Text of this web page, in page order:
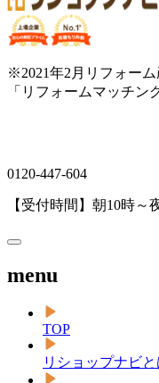
※2021年2月リフォーム
「リフォームマッチン
0120-447-604
【受付時間】朝10時～
menu
TOP
リショップナビと